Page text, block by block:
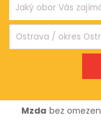
Mzda bez